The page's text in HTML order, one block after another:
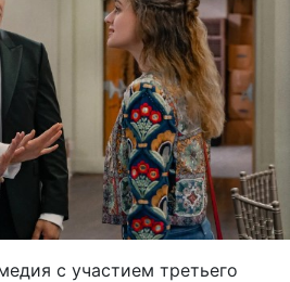
с участием третьего